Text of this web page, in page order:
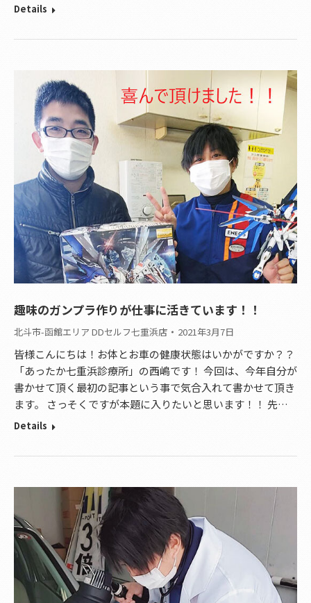
Details
趣味のガンプラ作りが仕事に活きています！！
北斗市-函館エリア DDセルフ七重浜店 2021年3月7日
皆様こんにちは！お体とお車の健康状態はいかがですか？？
「あったか七重浜診療所」の西嶋です！ 今回は、今年自分が
書かせて頂く最初の記事という事で気合入れて書かせて頂き
ます。 さっそくですが本題に入りたいと思います！！ 先…
Details